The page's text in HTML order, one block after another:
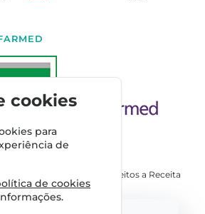
Medicamentos Não Sujeitos a Receita
pelo Infarmed. I.P.
cookies
para
de
de cookies